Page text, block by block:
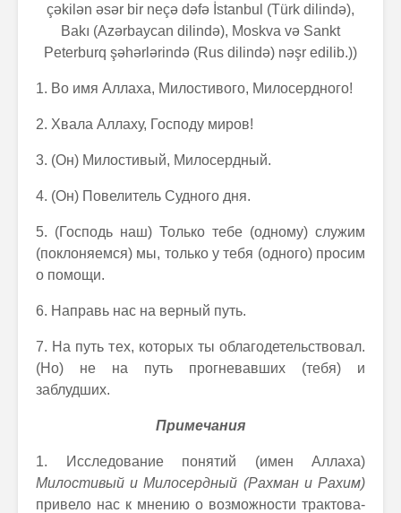
çəkilən əsər bir neçə dəfə İstanbul (Türk dilində),
Bakı (Azərbaycan dilində), Moskva və Sankt
Peterburq şəhərlərində (Rus dilində) nəşr edilib.))
1. Во имя Аллаха, Милостивого, Милосердного!
2. Хвала Аллаху, Господу миров!
3. (Он) Милостивый, Милосердный.
4. (Он) Повелитель Судного дня.
5. (Господь наш) Только тебе (одному) служим
(поклоняемся) мы, только у тебя (одного) просим
о помощи.
6. Направь нас на верный путь.
7. На путь тех, которых ты облагодетельствовал.
(Но) не на путь прогневавших (тебя) и
заблудших.
Примечания
1. Исследование понятий (имен Аллаха)
Милостивый и Милосердный (Рахман и Рахим)
привело нас к мнению о возможности трактова-